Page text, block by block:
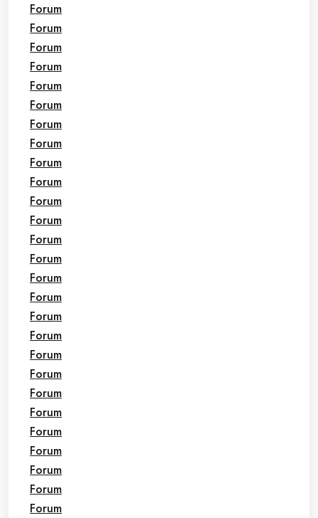
Forum
Forum
Forum
Forum
Forum
Forum
Forum
Forum
Forum
Forum
Forum
Forum
Forum
Forum
Forum
Forum
Forum
Forum
Forum
Forum
Forum
Forum
Forum
Forum
Forum
Forum
Forum